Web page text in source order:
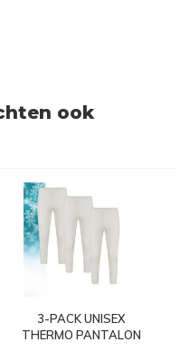
ook
3-PACK UNISEX
THERMO PANTALON